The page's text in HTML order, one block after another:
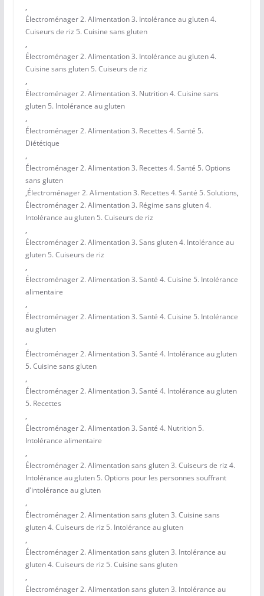
,
Électroménager 2. Alimentation 3. Intolérance au gluten 4.
Cuiseurs de riz 5. Cuisine sans gluten
,
Électroménager 2. Alimentation 3. Intolérance au gluten 4.
Cuisine sans gluten 5. Cuiseurs de riz
,
Électroménager 2. Alimentation 3. Nutrition 4. Cuisine sans
gluten 5. Intolérance au gluten
,
Électroménager 2. Alimentation 3. Recettes 4. Santé 5.
Diététique
,
Électroménager 2. Alimentation 3. Recettes 4. Santé 5. Options
sans gluten
,Électroménager 2. Alimentation 3. Recettes 4. Santé 5. Solutions,
Électroménager 2. Alimentation 3. Régime sans gluten 4.
Intolérance au gluten 5. Cuiseurs de riz
,
Électroménager 2. Alimentation 3. Sans gluten 4. Intolérance au
gluten 5. Cuiseurs de riz
,
Électroménager 2. Alimentation 3. Santé 4. Cuisine 5. Intolérance
alimentaire
,
Électroménager 2. Alimentation 3. Santé 4. Cuisine 5. Intolérance
au gluten
,
Électroménager 2. Alimentation 3. Santé 4. Intolérance au gluten
5. Cuisine sans gluten
,
Électroménager 2. Alimentation 3. Santé 4. Intolérance au gluten
5. Recettes
,
Électroménager 2. Alimentation 3. Santé 4. Nutrition 5.
Intolérance alimentaire
,
Électroménager 2. Alimentation sans gluten 3. Cuiseurs de riz 4.
Intolérance au gluten 5. Options pour les personnes souffrant
d'intolérance au gluten
,
Électroménager 2. Alimentation sans gluten 3. Cuisine sans
gluten 4. Cuiseurs de riz 5. Intolérance au gluten
,
Électroménager 2. Alimentation sans gluten 3. Intolérance au
gluten 4. Cuiseurs de riz 5. Cuisine sans gluten
,
Électroménager 2. Alimentation sans gluten 3. Intolérance au